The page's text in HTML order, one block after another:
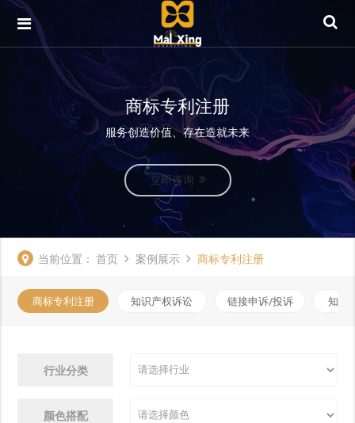
商标专利注册
服务创造价值、存在造就未来
立即咨询
当前位置： 首页 案例展示 商标专利注册
商标专利注册 知识产权诉讼 链接申诉/投诉 知识
行业分类
颜色搭配